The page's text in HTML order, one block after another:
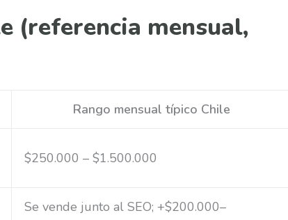
(referencia mensual,
Rango mensual típico Chile
$250.000 – $1.500.000
Se vende junto al SEO; +$200.000–